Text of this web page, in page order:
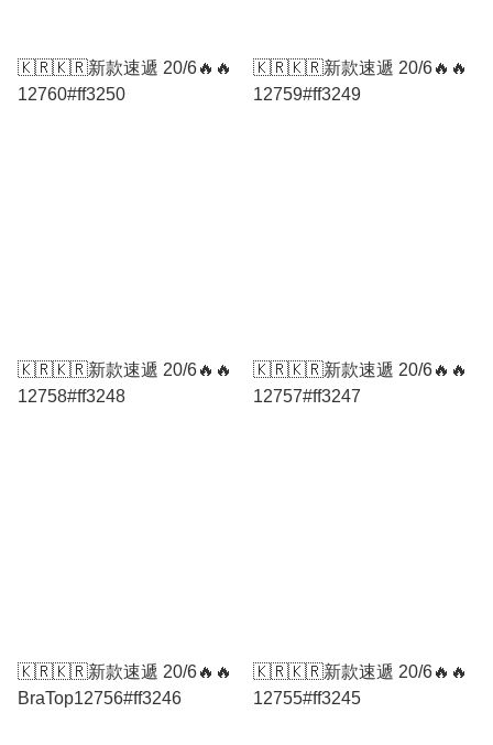
🇰🇷🇰🇷新款速遞 20/6🔥🔥
12760#ff3250
🇰🇷🇰🇷新款速遞 20/6🔥🔥
12759#ff3249
🇰🇷🇰🇷新款速遞 20/6🔥🔥
12758#ff3248
🇰🇷🇰🇷新款速遞 20/6🔥🔥
12757#ff3247
🇰🇷🇰🇷新款速遞 20/6🔥🔥
BraTop12756#ff3246
🇰🇷🇰🇷新款速遞 20/6🔥🔥
12755#ff3245